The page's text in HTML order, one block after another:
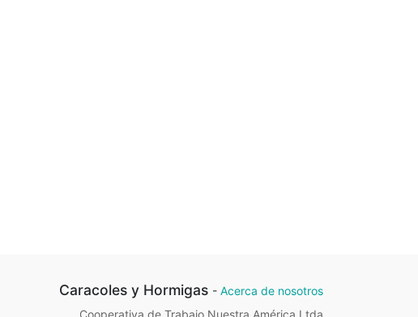
Caracoles y Hormigas - Acerca de nosotros
Cooperativa de Trabajo Nuestra América Ltda